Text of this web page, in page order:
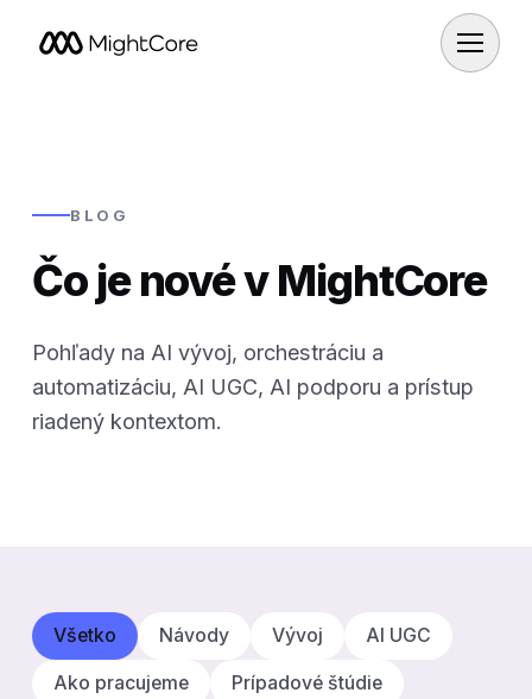
BLOG
Čo je nové v MightCore
Pohľady na AI vývoj, orchestráciu a
automatizáciu, AI UGC, AI podporu a prístup
riadený kontextom.
Všetko Návody Vývoj AI UGC
Ako pracujeme Prípadové štúdie